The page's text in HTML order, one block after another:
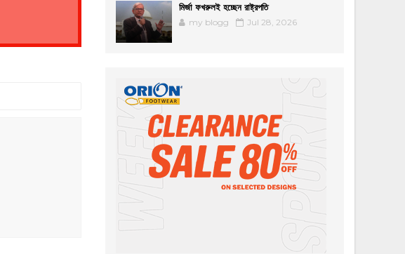
মির্জা ফখরুলই হচ্ছেন রাষ্ট্রপতি
my blogg Jul 28, 2026